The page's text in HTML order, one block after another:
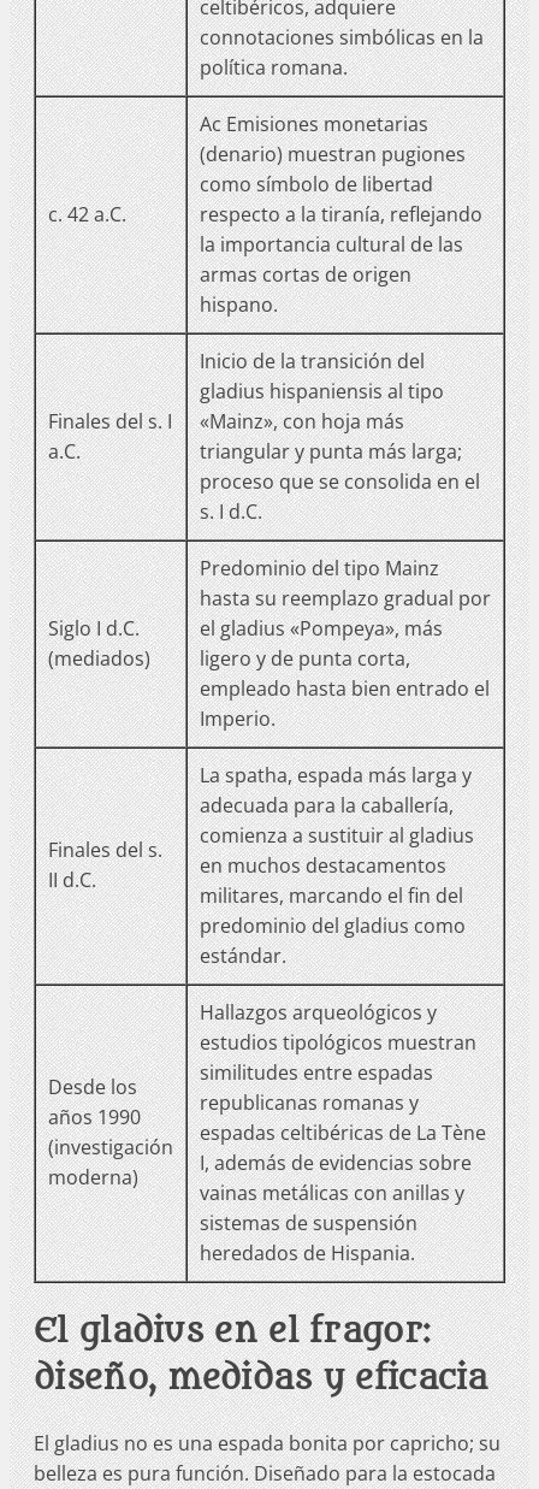
celtibéricos, adquiere
connotaciones simbólicas en la
política romana.
c. 42 a.C.
Ac Emisiones monetarias
(denario) muestran pugiones
como símbolo de libertad
respecto a la tiranía, reflejando
la importancia cultural de las
armas cortas de origen
hispano.
Finales del s. I
a.C.
Inicio de la transición del
gladius hispaniensis al tipo
«Mainz», con hoja más
triangular y punta más larga;
proceso que se consolida en el
s. I d.C.
Siglo I d.C.
(mediados)
Predominio del tipo Mainz
hasta su reemplazo gradual por
el gladius «Pompeya», más
ligero y de punta corta,
empleado hasta bien entrado el
Imperio.
Finales del s.
II d.C.
La spatha, espada más larga y
adecuada para la caballería,
comienza a sustituir al gladius
en muchos destacamentos
militares, marcando el fin del
predominio del gladius como
estándar.
Desde los
años 1990
(investigación
moderna)
Hallazgos arqueológicos y
estudios tipológicos muestran
similitudes entre espadas
republicanas romanas y
espadas celtibéricas de La Tène
I, además de evidencias sobre
vainas metálicas con anillas y
sistemas de suspensión
heredados de Hispania.
El gladius en el fragor:
diseño, medidas y eficacia
El gladius no es una espada bonita por capricho; su
belleza es pura función. Diseñado para la estocada